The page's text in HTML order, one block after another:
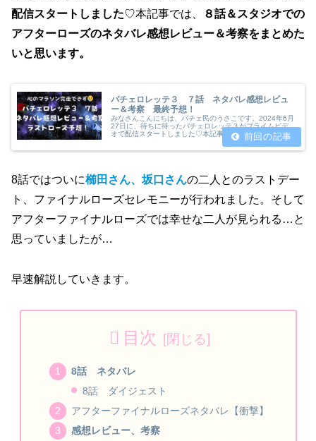
配信スタートしました♡本記事では、
８話＆スタジオでの
アフターローズのネタバレ感想レビュー＆考察をまとめた
いと思います。
バチェロレッテ３ ７話 ネタバレ感想レビュ
ー＆考察 最終予想！
みなさんこんにちは、バチェ民のうさこです。2024年6月
27日に、待ちに待ったバチェロレッテ３がプライムビデ
オで配信スタートしました♡本記事では、７話のネタバレ
感想レビュー＆考察をまとめたいと思います。7話は、櫛
田...
8話ではついに櫛田さん、坂口さんの二人とのラストデー
ト、ファイナルローズセレモニーが行われました。そして
アフターファイナルローズでは幸せな二人が見られる…と
思っていましたが…
早速解説していきます。
目次
8話 ネタバレ
8話 ダイジェスト
アフターファイナルローズネタバレ【衝撃】
感想レビュー、考察